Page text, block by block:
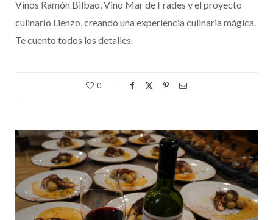
Vinos Ramón Bilbao, Vino Mar de Frades y el proyecto
culinario Lienzo, creando una experiencia culinaria mágica.
Te cuento todos los detalles.
0